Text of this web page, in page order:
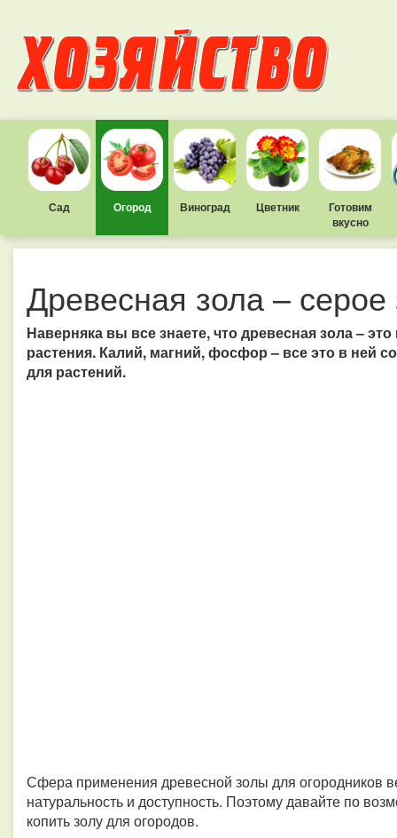
Сад Огород Виноград Цветник
Готовим
вкусно
Древесная зола – серое
Наверняка вы все знаете, что древесная зола –
растения. Калий, магний, фосфор – все это в ней
для растений.
Сфера применения древесной золы для огородников
натуральность и доступность. Поэтому давайте по
копить золу для огородов.